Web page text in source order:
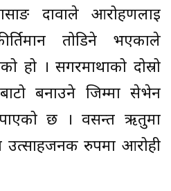
दावाले आरोहणलाई
तोडिने भएकाले
हो । सगरमाथाको दोस्रो
बनाउने जिम्मा सेभेन
पाएको छ । वसन्त ऋतुमा
उत्साहजनक रुपमा आरोही